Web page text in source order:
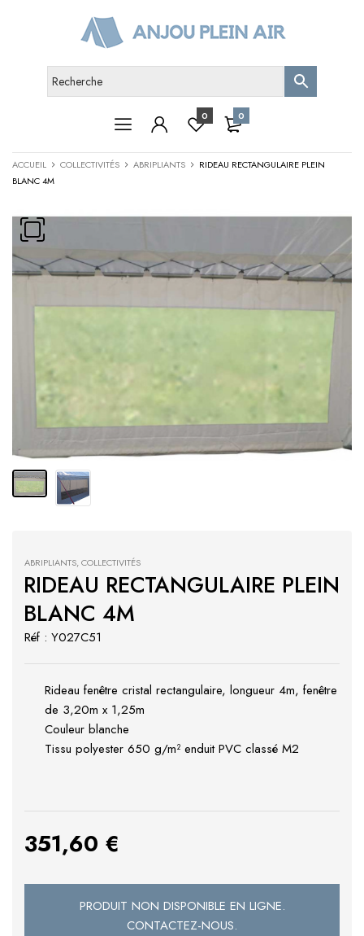
0 0
ACCUEIL COLLECTIVITÉS ABRIPLIANTS
RIDEAU RECTANGULAIRE PLEIN
BLANC 4M
ABRIPLIANTS,COLLECTIVITÉS
RIDEAU RECTANGULAIRE PLEIN
BLANC 4M
Réf : Y027C51
Rideau fenêtre cristal rectangulaire, longueur 4m, fenêtre
de 3,20m x 1,25m
Couleur blanche
Tissu polyester 650 g/m² enduit PVC classé M2
351,60 €
PRODUIT NON DISPONIBLE EN LIGNE.
CONTACTEZ-NOUS.